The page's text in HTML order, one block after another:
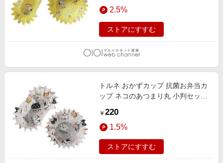
エンタメ
スポーツ・アウトドア・ゴルフ
旅行・レジャー・ホテル予約
生活・お役立ち
金融・マネー・保険
デジタルコンテンツ
ビジネス・その他サービス
楽天サービス特集
旅行特集
お中元特集2026
Apple公式サイト×楽天カード分割払い
Qoo10メガポ
2.5%
ストアにすすむ
トルネ おかずカップ 抗菌お弁当カ
ップ ネコのあつまり丸 小判セット
￥ 220
1.5%
ストアにすすむ